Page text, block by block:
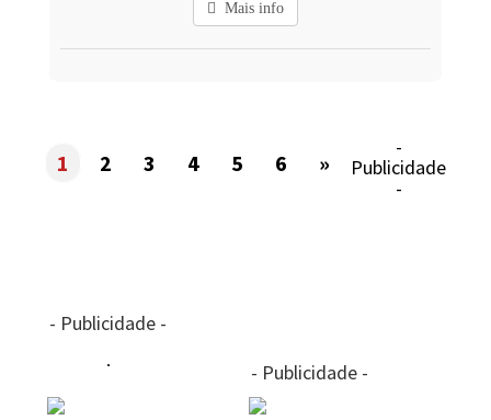
Mais info
1 2 3 4 5 6 »
-
Publicidade
-
- Publicidade -
- Publicidade -